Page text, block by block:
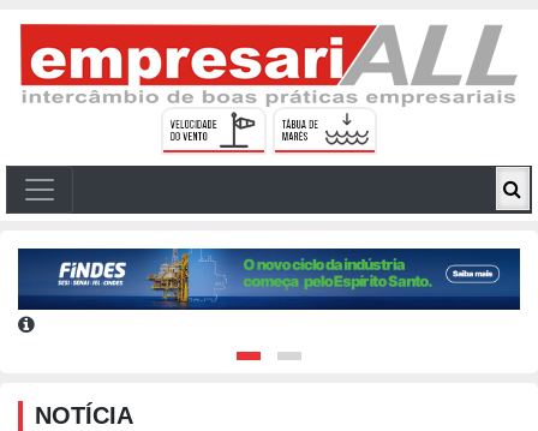
NOTÍCIA